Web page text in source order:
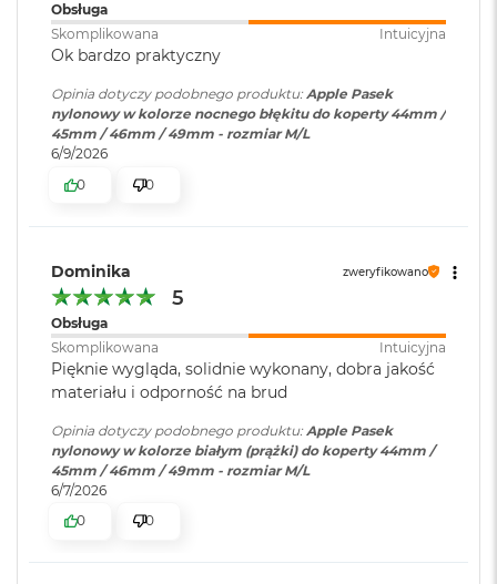
o
k
A
r
G
w
i
s
z
a
r
o
ś
ć
M
a
c
B
k
Obsługa
Skomplikowana
Intuicyjna
Ok bardzo praktyczny
Opinia dotyczy podobnego produktu:Apple Pasek
nylonowy w kolorze nocnego błękitu do koperty 44mm /
45mm / 46mm / 49mm - rozmiar M/L
6/9/2026
0
0
Dominika zweryfikowano
5
Obsługa
Skomplikowana
Intuicyjna
Pięknie wygląda, solidnie wykonany, dobra jakość
materiału i odporność na brud
Opinia dotyczy podobnego produktu: Apple Pasek
nylonowy w kolorze białym (prążki) do koperty 44mm /
45mm / 46mm / 49mm - rozmiar M/L
6/7/2026
0
0